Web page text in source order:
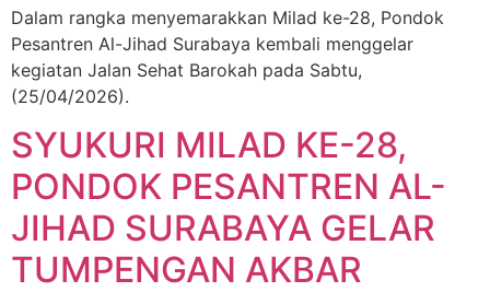
Dalam rangka menyemarakkan Milad ke-28, Pondok
Pesantren Al-Jihad Surabaya kembali menggelar
kegiatan Jalan Sehat Barokah pada Sabtu,
(25/04/2026).
SYUKURI MILAD KE-28,
PONDOK PESANTREN AL-
JIHAD SURABAYA GELAR
TUMPENGAN AKBAR